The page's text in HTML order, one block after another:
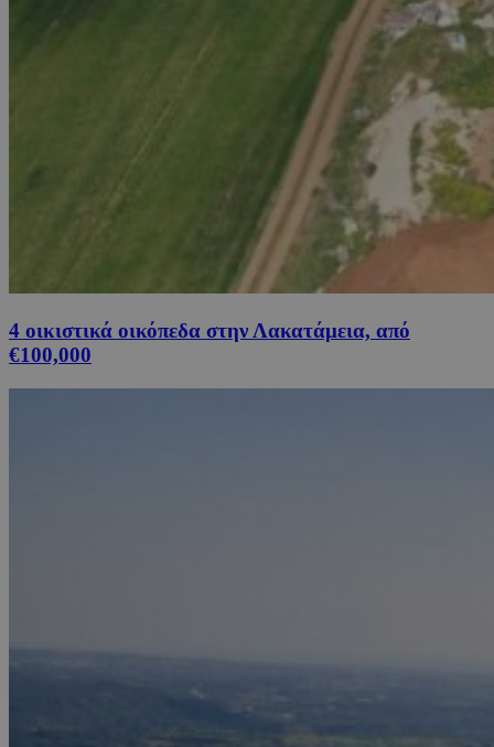
4 οικιστικά οικόπεδα στην Λακατάμεια, από
€100,000